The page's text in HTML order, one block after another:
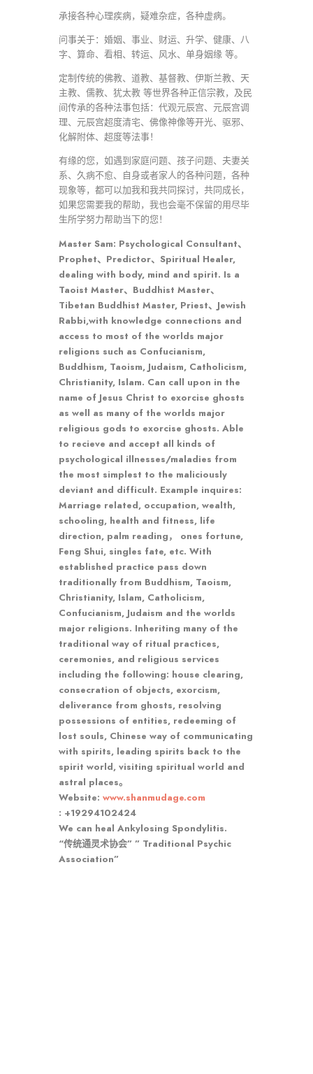
承接各种心理疾病，疑难杂症，各种虚病。
问事关于：婚姻、事业、财运、升学、健康、八
字、算命、看相、转运、风水、单身姻缘 等。
定制传统的佛教、道教、基督教、伊斯兰教、天
主教、儒教、犹太教 等世界各种正信宗教，及民
间传承的各种法事包括：代观元辰宫、元辰宫调
理、元辰宫超度清宅、佛像神像等开光、驱邪、
化解附体、超度等法事！
有缘的您，如遇到家庭问题、孩子问题、夫妻关
系、久病不愈、自身或者家人的各种问题，各种
现象等，都可以加我和我共同探讨，共同成长，
如果您需要我的帮助，我也会毫不保留的用尽毕
生所学努力帮助当下的您！
Master Sam: Psychological Consultant、
Prophet、Predictor、Spiritual Healer,
dealing with body, mind and spirit. Is a
Taoist Master、Buddhist Master、
Tibetan Buddhist Master, Priest、Jewish
Rabbi,with knowledge connections and
access to most of the worlds major
religions such as Confucianism,
Buddhism, Taoism, Judaism, Catholicism,
Christianity, Islam. Can call upon in the
name of Jesus Christ to exorcise ghosts
as well as many of the worlds major
religious gods to exorcise ghosts. Able
to recieve and accept all kinds of
psychological illnesses/maladies from
the most simplest to the maliciously
deviant and difficult. Example inquires:
Marriage related, occupation, wealth,
schooling, health and fitness, life
direction, palm reading， ones fortune,
Feng Shui, singles fate, etc. With
established practice pass down
traditionally from Buddhism, Taoism,
Christianity, Islam, Catholicism,
Confucianism, Judaism and the worlds
major religions. Inheriting many of the
traditional way of ritual practices,
ceremonies, and religious services
including the following: house clearing,
consecration of objects, exorcism,
deliverance from ghosts, resolving
possessions of entities, redeeming of
lost souls, Chinese way of communicating
with spirits, leading spirits back to the
spirit world, visiting spiritual world and
astral places。
Website: www.shanmudage.com
: +19294102424
We can heal Ankylosing Spondylitis.
“传统通灵术协会” ” Traditional Psychic
Association”